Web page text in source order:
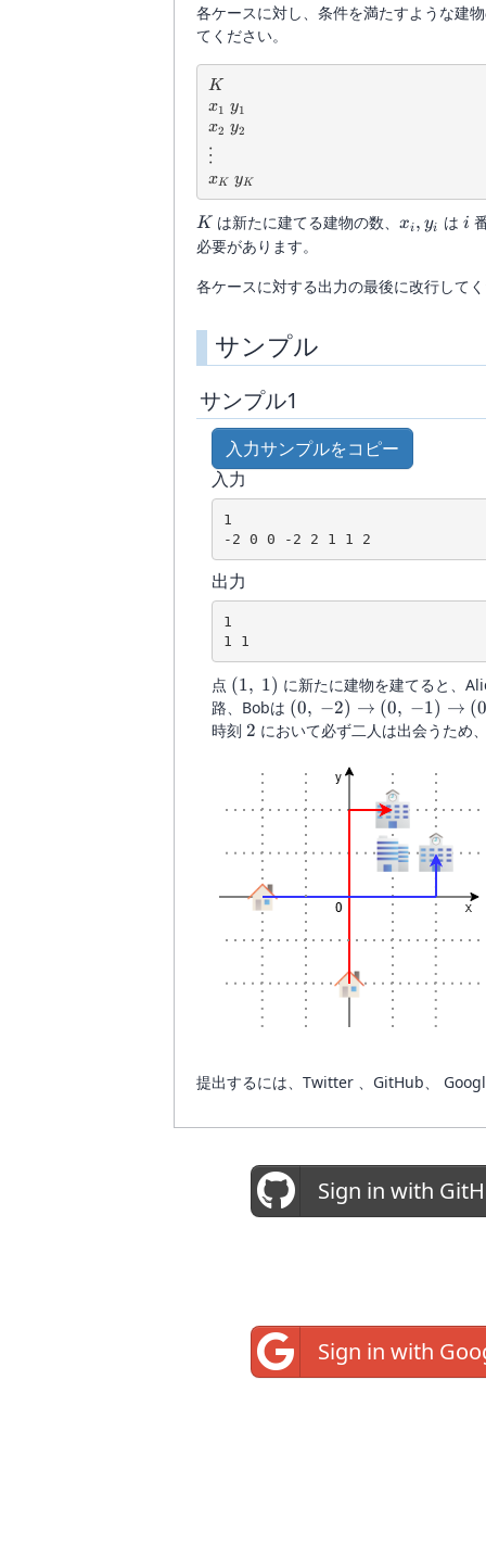
各ケースに対し、条件を満たすような建
てください。
K
K
x_1\ y_1
x1 y1
x_2\ y_2
x2 y2
\vdots
⋮
x_K\ y_K
xK yK
K
K は新たに建てる建物の数、x_i,
xi, yi は i
i
必要があります。
各ケースに対する出力の最後に改行して
サンプル
サンプル1
入力サンプルをコピー
入力
1
出力
1
点 (1,\
1)
(1, 1) に新たに建物を建てると、
路、Bobは (0,\ -2)
\rightarrow
\rightarrow
(0,\ 0)
\rightarrow
(0,\ 1)
\rightarrow
(0,\ 2)
\rightarrow
(1,\ 2)
(0, −2) → (0, −1) → (
時刻 2
2 において必ず二人は出会うため
提出するには、Twitter 、GitHub、
Sign in with
Sign in with